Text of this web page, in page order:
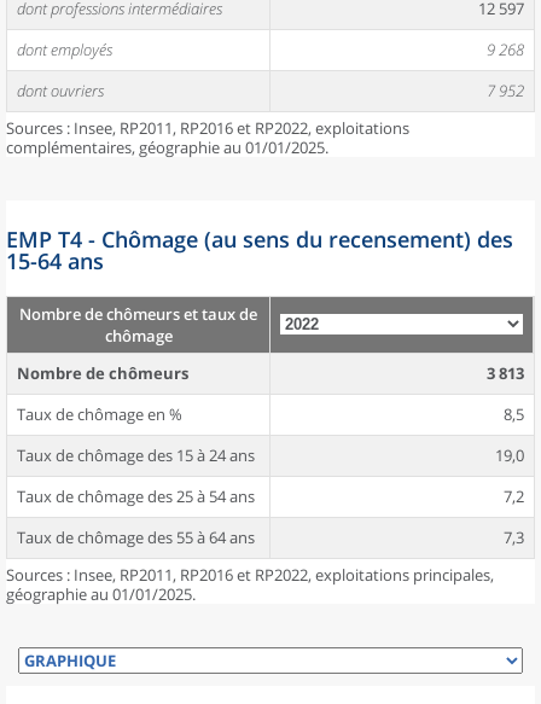
dont professions intermédiaires
12 597
dont employés
9 268
dont ouvriers
7 952
Sources : Insee, RP2011, RP2016 et RP2022, exploitations
complémentaires, géographie au 01/01/2025.
EMP T4 - Chômage (au sens du recensement) des
15-64 ans
Nombre de chômeurs et taux de
chômage
Nombre de chômeurs
3 813
Taux de chômage en %
8,5
Taux de chômage des 15 à 24 ans
19,0
Taux de chômage des 25 à 54 ans
7,2
Taux de chômage des 55 à 64 ans
7,3
Sources : Insee, RP2011, RP2016 et RP2022, exploitations principales,
géographie au 01/01/2025.